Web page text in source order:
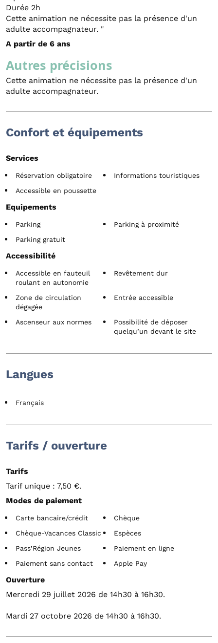
Durée 2h
Cette animation ne nécessite pas la présence d'un
adulte accompagnateur. "
A partir de 6 ans
Autres précisions
Cette animation ne nécessite pas la présence d'un
adulte accompagnateur.
Confort et équipements
Services
Réservation obligatoire
Informations touristiques
Accessible en poussette
Equipements
Parking
Parking à proximité
Parking gratuit
Accessibilité
Accessible en fauteuil
roulant en autonomie
Revêtement dur
Zone de circulation
dégagée
Entrée accessible
Ascenseur aux normes
Possibilité de déposer
quelqu’un devant le site
Langues
Français
Tarifs / ouverture
Tarifs
Tarif unique : 7,50 €.
Modes de paiement
Carte bancaire/crédit
Chèque
Chèque-Vacances Classic
Espèces
Pass’Région Jeunes
Paiement en ligne
Paiement sans contact
Apple Pay
Ouverture
Mercredi 29 juillet 2026 de 14h30 à 16h30.
Mardi 27 octobre 2026 de 14h30 à 16h30.